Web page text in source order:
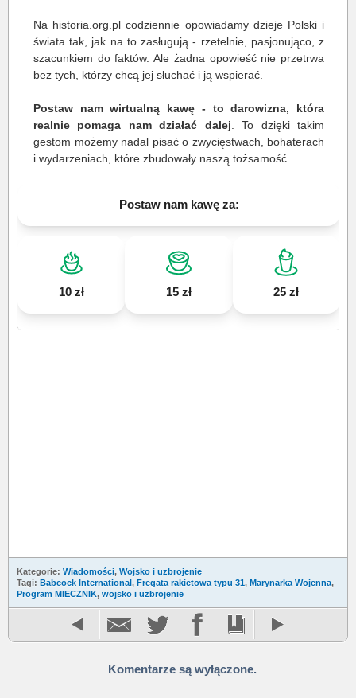
Na historia.org.pl codziennie opowiadamy dzieje Polski i
świata tak, jak na to zasługują - rzetelnie, pasjonująco, z
szacunkiem do faktów. Ale żadna opowieść nie przetrwa
bez tych, którzy chcą jej słuchać i ją wspierać.
Postaw nam wirtualną kawę - to darowizna, która
realnie pomaga nam działać dalej . To dzięki takim
gestom możemy nadal pisać o zwycięstwach, bohaterach
i wydarzeniach, które zbudowały naszą tożsamość.
Postaw nam kawę za:
10 zł 15 zł 25 zł
Kategorie: Wiadomości, Wojsko i uzbrojenie
Tagi: Babcock International, Fregata rakietowa typu 31, Marynarka Wojenna,
Program MIECZNIK, wojsko i uzbrojenie
Komentarze są wyłączone.